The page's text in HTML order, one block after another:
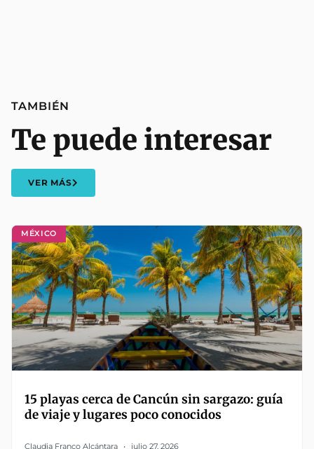
MÉXICO
15 playas cerca de Cancún sin sargazo: guía
de viaje y lugares poco conocidos
Claudia Franco Alcántara julio 27, 2026
TAMBIÉN
Te puede interesar
VER MÁS